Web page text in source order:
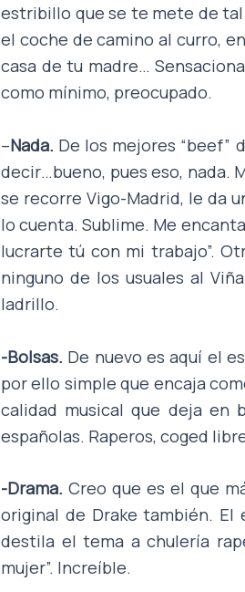
estribillo que se te mete de
el coche de camino al curro,
casa de tu madre…
como mínimo, preocupado.
–Nada. De los mejores “beef”
decir…bueno, pues eso, nada.
se recorre Vigo-Madrid, le da
lo cuenta. Sublime. Me
lucrarte tú con mi trabajo”.
ninguno de los usuales al
ladrillo.
-Bolsas. De nuevo es aquí el
por ello simple que encaja
calidad musical que deja en
españolas. Raperos, coged
-Drama. Creo que es el que
original de Drake también.
destila el tema a chulería
mujer”. Increíble.